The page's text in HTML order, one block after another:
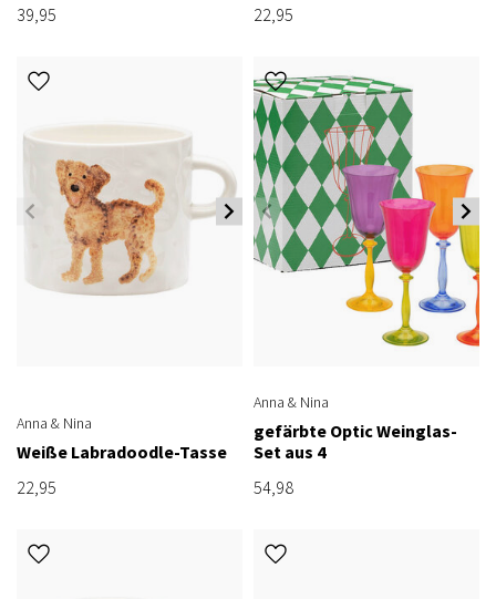
39,95
22,95
Anna & Nina
Weiße Labradoodle-Tasse
22,95
Anna & Nina
gefärbte Optic Weinglas-
Set aus 4
54,98